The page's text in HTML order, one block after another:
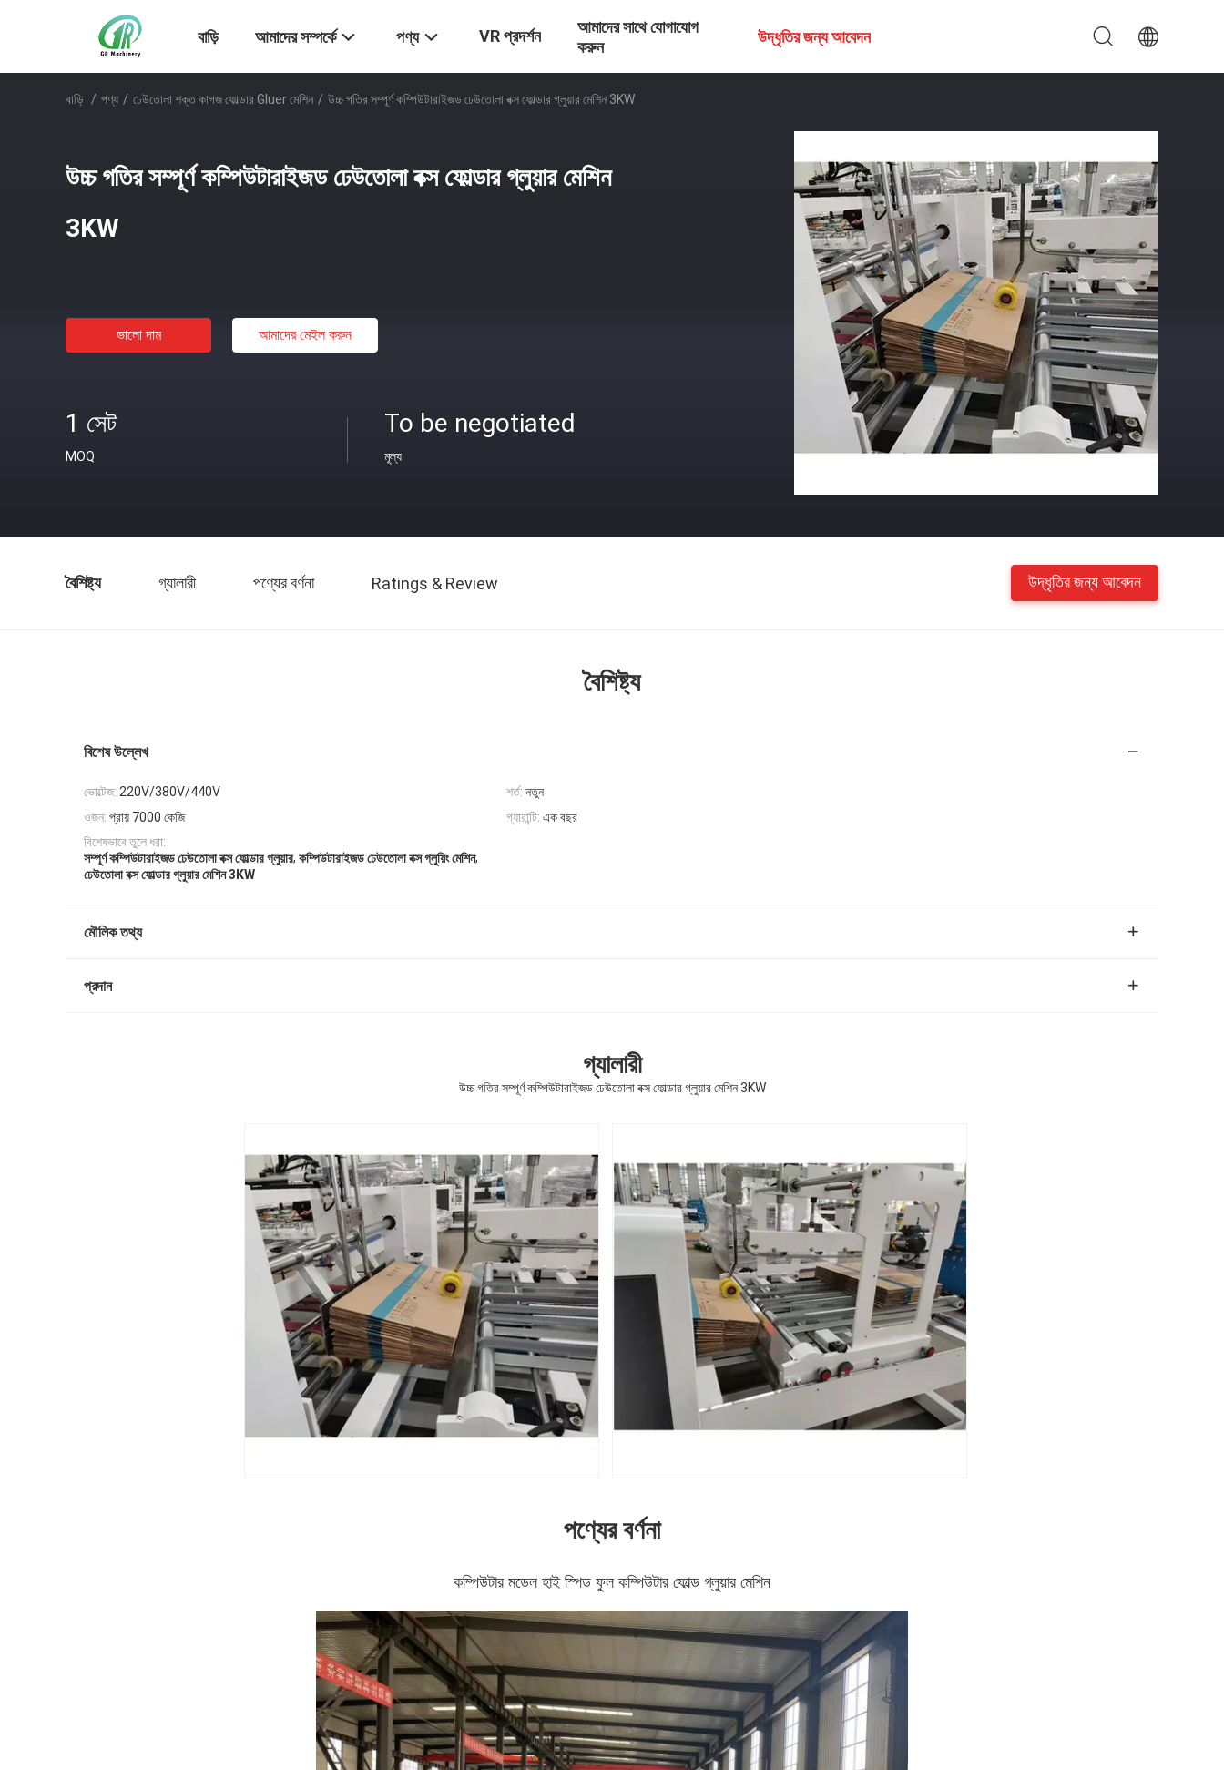
বাড়ি আমাদের সম্পর্কে পণ্য VR প্রদর্শন
আমাদের সাথে যোগাযোগ
করুন
উদ্ধৃতির জন্য আবেদন
বাড়ি / পণ্য / ঢেউতোলা শক্ত কাগজ ফোল্ডার Gluer মেশিন / উচ্চ গতির সম্পূর্ণ কম্পিউটারাইজড ঢেউতোলা বক্স ফোল্ডার গ্লুয়ার মেশিন 3KW
উচ্চ গতির সম্পূর্ণ কম্পিউটারাইজড ঢেউতোলা বক্স ফোল্ডার গ্লুয়ার মেশিন
3KW
ভালো দাম আমাদের মেইল ​​করুন
1 সেট
MOQ
To be negotiated
মূল্য
বৈশিষ্ট্য গ্যালারী পণ্যের বর্ণনা Ratings & Review উদ্ধৃতির জন্য আবেদন
বৈশিষ্ট্য
বিশেষ উল্লেখ
ভোল্টেজ: 220V/380V/440V শর্ত: নতুন
ওজন: প্রায় 7000 কেজি গ্যারান্টি: এক বছর
বিশেষভাবে তুলে ধরা:
সম্পূর্ণ কম্পিউটারাইজড ঢেউতোলা বক্স ফোল্ডার গ্লুয়ার, কম্পিউটারাইজড ঢেউতোলা বক্স গ্লুয়িং মেশিন,
ঢেউতোলা বক্স ফোল্ডার গ্লুয়ার মেশিন 3KW
মৌলিক তথ্য
প্রদান
গ্যালারী
উচ্চ গতির সম্পূর্ণ কম্পিউটারাইজড ঢেউতোলা বক্স ফোল্ডার গ্লুয়ার মেশিন 3KW
পণ্যের বর্ণনা
কম্পিউটার মডেল হাই স্পিড ফুল কম্পিউটার ফোল্ড গ্লুয়ার মেশিন